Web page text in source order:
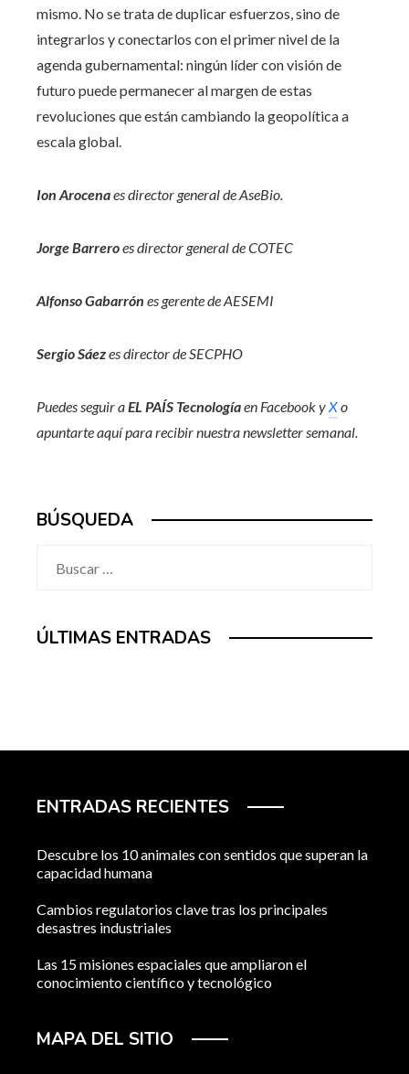
mismo. No se trata de duplicar esfuerzos, sino de
integrarlos y conectarlos con el primer nivel de la
agenda gubernamental: ningún líder con visión de
futuro puede permanecer al margen de estas
revoluciones que están cambiando la geopolítica a
escala global.
Ion Arocenaes director general de AseBio.
Jorge Barreroes director general de COTEC
Alfonso Gabarrón es gerente de AESEMI
Sergio Sáezes director de SECPHO
Puedes seguir aEL PAÍS Tecnologíaen FacebookyXo
apuntarte aquí para recibir nuestranewsletter semanal.
BÚSQUEDA
ÚLTIMAS ENTRADAS
ENTRADAS RECIENTES
Descubre los 10 animales con sentidos que superan la
capacidad humana
Cambios regulatorios clave tras los principales
desastres industriales
Las 15 misiones espaciales que ampliaron el
conocimiento científico y tecnológico
MAPA DEL SITIO